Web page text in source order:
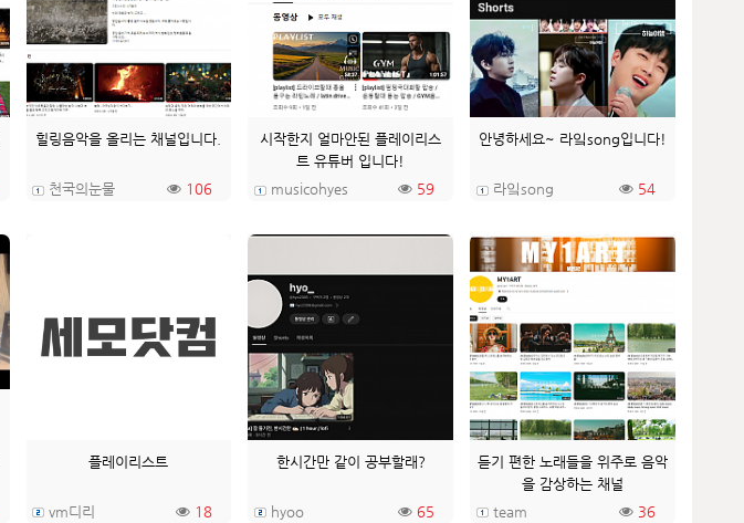
힐링음악을 올리는 채널입니다.
천국의눈물 106
시작한지 얼마안된 플레이리스
트 유튜버 입니다!
musicohyes
59
안녕하세요~ 라잌song입니다!
라잌song 54
플레이리스트
vm디리 18
한시간만 같이 공부할래?
hyoo 65
듣기 편한 노래들을 위주로 음악
을 감상하는 채널
team
36